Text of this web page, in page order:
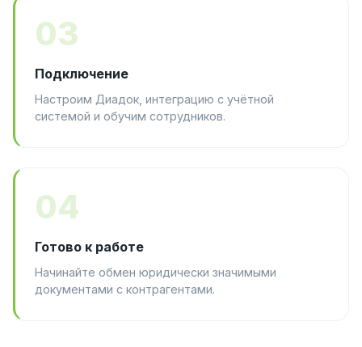
03
Подключение
Настроим Диадок, интеграцию с учётной
системой и обучим сотрудников.
04
Готово к работе
Начинайте обмен юридически значимыми
документами с контрагентами.